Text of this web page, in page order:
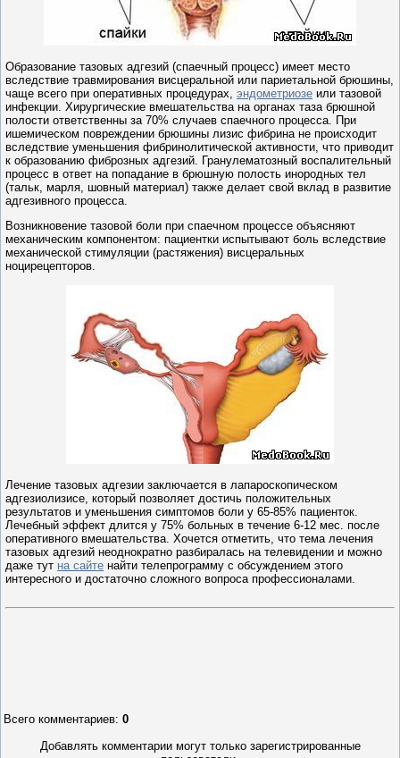
Образование тазовых адгезий (спаечный процесс) имеет место
вследствие травмирования висцеральной или париетальной брюшины,
чаще всего при оперативных процедурах, эндометриозе или тазовой
инфекции. Хирургические вмешательства на органах таза брюшной
полости ответственны за 70% случаев спаечного процесса. При
ишемическом повреждении брюшины лизис фибрина не происходит
вследствие уменьшения фибринолитической активности, что приводит
к образованию фиброзных адгезий. Гранулематозный воспалительный
процесс в ответ на попадание в брюшную полость инородных тел
(тальк, марля, шовный материал) также делает свой вклад в развитие
адгезивного процесса.
Возникновение тазовой боли при спаечном процессе объясняют
механическим компонентом: пациентки испытывают боль вследствие
механической стимуляции (растяжения) висцеральных
ноцирецепторов.
Лечение тазовых адгезии заключается в лапароскопическом
адгезиолизисе, который позволяет достичь положительных
результатов и уменьшения симптомов боли у 65-85% пациенток.
Лечебный эффект длится у 75% больных в течение 6-12 мес. после
оперативного вмешательства. Хочется отметить, что тема лечения
тазовых адгезий неоднократно разбиралась на телевидении и можно
даже тут на сайте найти телепрограмму с обсуждением этого
интересного и достаточно сложного вопроса профессионалами.
Всего комментариев: 0
Добавлять комментарии могут только зарегистрированные